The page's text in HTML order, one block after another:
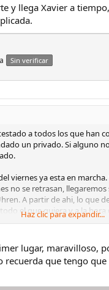
y llega Xavier a
Sin verificar
a todos los que han
un privado. Si alguno
viernes ya esta en marcha.
no se retrasan, llegaremos
A partir de ahi, lo que
el que quiera y a la hora
y llega Xavier a tiempo, que
Haz clic para expandir...
lugar, maravilloso,
recuerda que tengo